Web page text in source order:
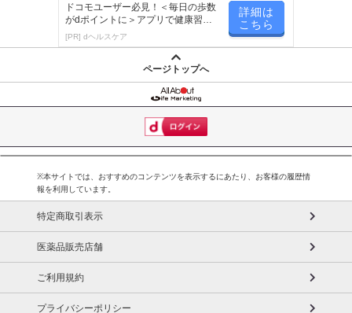
ドコモユーザー必見！＜毎日の歩数
がdポイントに＞アプリで健康習慣
が楽しく続く
[PR] dヘルスケア
詳細は
こちら
ページトップへ
※本サイトでは、おすすめのコンテンツを表示するにあたり、お客様の履歴情
報を利用しています。
特定商取引表示
医薬品販売店舗
ご利用規約
プライバシーポリシー